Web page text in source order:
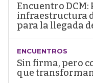
Encuentro
infraestructura
para la llegada
ENCUENTROS
Sin firma, pero
que